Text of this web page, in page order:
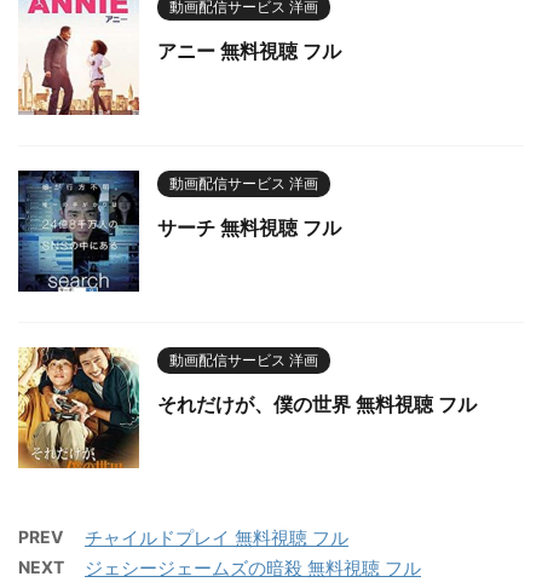
動画配信サービス 洋画
アニー 無料視聴 フル
動画配信サービス 洋画
サーチ 無料視聴 フル
動画配信サービス 洋画
それだけが、僕の世界 無料視聴 フル
PREV チャイルドプレイ 無料視聴 フル
NEXT ジェシージェームズの暗殺 無料視聴 フル